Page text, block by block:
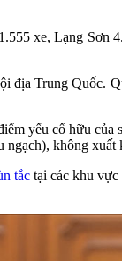
xe, Lạng
địa Trung
yếu cố hữu
ngạch), không
tắctại các khu vực